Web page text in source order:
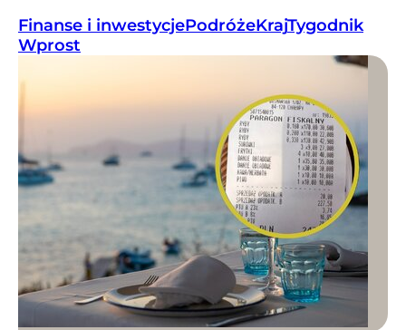
Finanse i inwestycjePodróżeKrajTygodnik
Wprost